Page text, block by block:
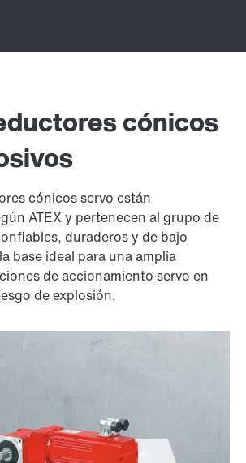
cónicos
cónicos servo están
ATEX y pertenecen al grupo de
duraderos y de bajo
base ideal para una amplia
de accionamiento servo en
de explosión.